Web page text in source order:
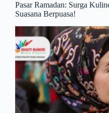
Pasar Ramadan: Surga
Suasana Berpuasa!